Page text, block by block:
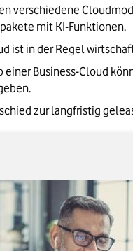
verschiedene
mit KI-Funktionen.
ist in der Regel
einer Business-Cloud
zur langfristig